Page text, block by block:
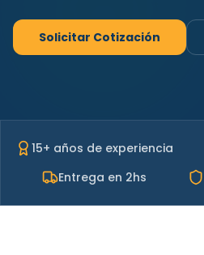
Solicitar Cotización
15+ años de experiencia
Entrega en 2hs